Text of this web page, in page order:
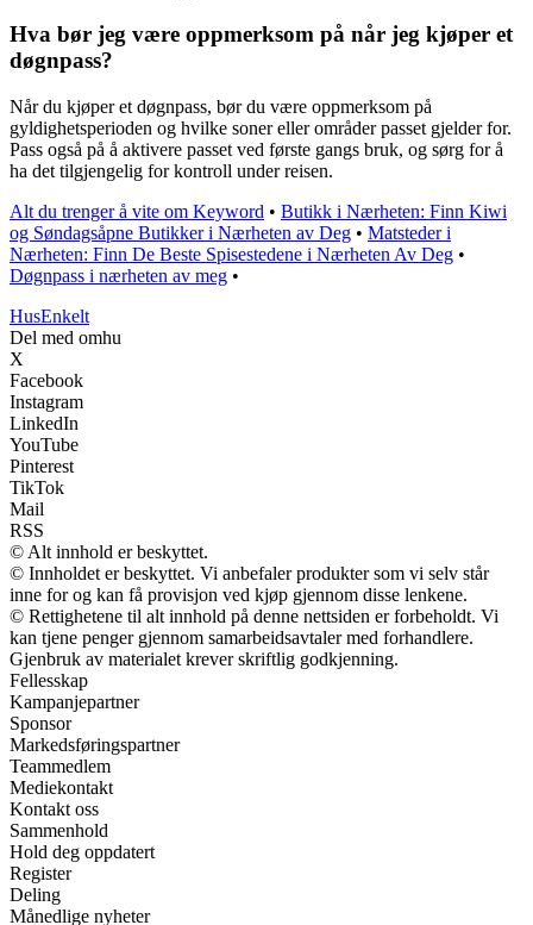
Hva bør jeg være oppmerksom på når jeg kjøper et
døgnpass?
Når du kjøper et døgnpass, bør du være oppmerksom på
gyldighetsperioden og hvilke soner eller områder passet gjelder for.
Pass også på å aktivere passet ved første gangs bruk, og sørg for å
ha det tilgjengelig for kontroll under reisen.
Alt du trenger å vite om Keyword • Butikk i Nærheten: Finn Kiwi
og Søndagsåpne Butikker i Nærheten av Deg • Matsteder i
Nærheten: Finn De Beste Spisestedene i Nærheten Av Deg •
Døgnpass i nærheten av meg •
HusEnkelt
Del med omhu
X
Facebook
Instagram
LinkedIn
YouTube
Pinterest
TikTok
Mail
RSS
© Alt innhold er beskyttet.
© Innholdet er beskyttet. Vi anbefaler produkter som vi selv står
inne for og kan få provisjon ved kjøp gjennom disse lenkene.
© Rettighetene til alt innhold på denne nettsiden er forbeholdt. Vi
kan tjene penger gjennom samarbeidsavtaler med forhandlere.
Gjenbruk av materialet krever skriftlig godkjenning.
Fellesskap
Kampanjepartner
Sponsor
Markedsføringspartner
Teammedlem
Mediekontakt
Kontakt oss
Sammenhold
Hold deg oppdatert
Register
Deling
Månedlige nyheter